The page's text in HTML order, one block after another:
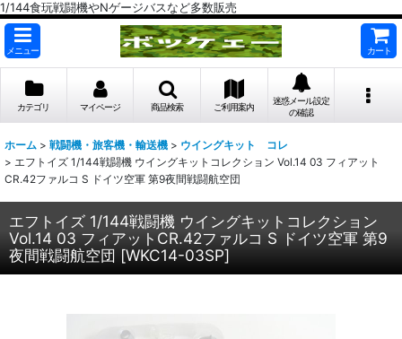
1/144食玩戦闘機やNゲージバスなど多数販売
メニュー カート
カテゴリ マイページ 商品検索 ご利用案内
迷惑メール設定
の確認
ホーム > 戦闘機・旅客機・輸送機 > ウイングキット コレ
> エフトイズ 1/144戦闘機 ウイングキットコレクション Vol.14 03 フィアット
CR.42ファルコ S ドイツ空軍 第9夜間戦闘航空団
エフトイズ 1/144戦闘機 ウイングキットコレクション
Vol.14 03 フィアットCR.42ファルコ S ドイツ空軍 第9
夜間戦闘航空団 [WKC14-03SP]